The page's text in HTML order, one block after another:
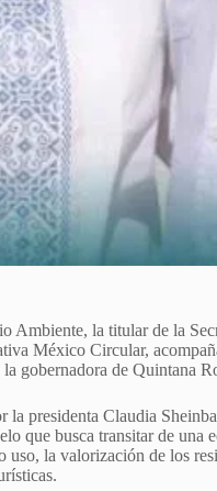
Ambiente, la titular de la
México Circular,
gobernadora de Quintana
presidenta Claudia
que busca transitar de una
la valorización de los